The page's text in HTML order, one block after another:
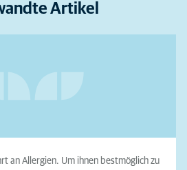
Artikel
an Allergien. Um ihnen bestmöglich zu